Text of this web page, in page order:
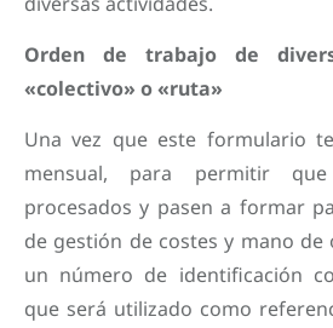
Orden de trabajo de
«colectivo» o «ruta»
Una vez que este formulario
mensual, para permitir
procesados y pasen a formar
de gestión de costes y mano
un número de identificación
que será utilizado como